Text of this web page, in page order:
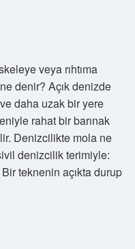
veya rıhtıma
denir? Açık denizde
daha uzak bir yere
rahat bir barınak
Denizcilikte mola ne
denizcilik terimiyle:
teknenin açıkta durup